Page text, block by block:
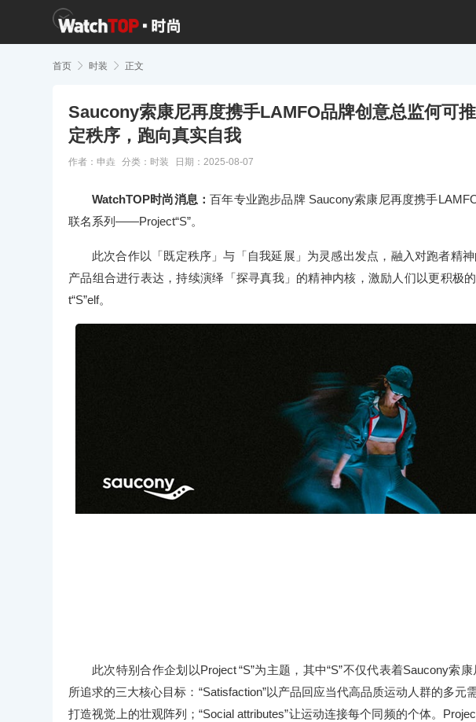
首页  时装  正文
Saucony索康尼再度携手LAMFO品牌创意总监何可
定秩序，跑向真实自我
作者：申垚 分类： 时装 日期：2025-08-07
WatchTOP时尚消息：百年专业跑步品牌 Saucony索康尼再度携手
联名系列——Project“S”。
此次合作以「既定秩序」与「自我延展」为灵感出发点，融入对跑者精
产品组合进行表达，持续演绎「探寻真我」的精神内核，激励人们以更积极
t“S”elf。
此次特别合作企划以Project “S”为主题，其中“S”不仅代表着Saucony索
所追求的三大核心目标：“Satisfaction”以产品回应当代高品质运动人群的多元
打造视觉上的壮观阵列；“Social attributes”让运动连接每个同频的个体。